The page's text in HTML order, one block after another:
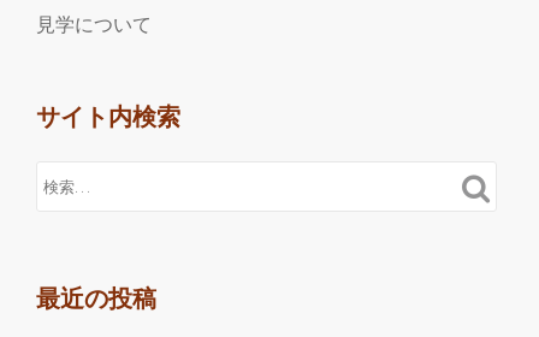
見学について
サイト内検索
最近の投稿